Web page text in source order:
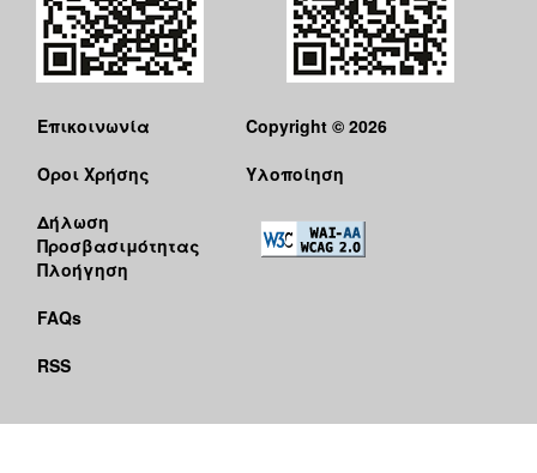
Επικοινωνία
Όροι Χρήσης
Δήλωση
Προσβασιμότητας
Πλοήγηση
FAQs
RSS
Copyright © 2026
Υλοποίηση